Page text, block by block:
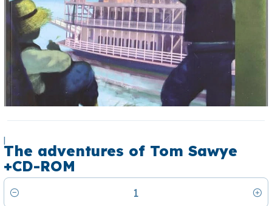
|
The adventures of Tom Sawye
+CD-ROM
Cantidad